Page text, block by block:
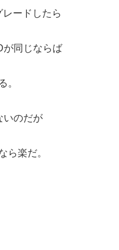
ードしたら
が同じならば
。
いのだが
ら楽だ。